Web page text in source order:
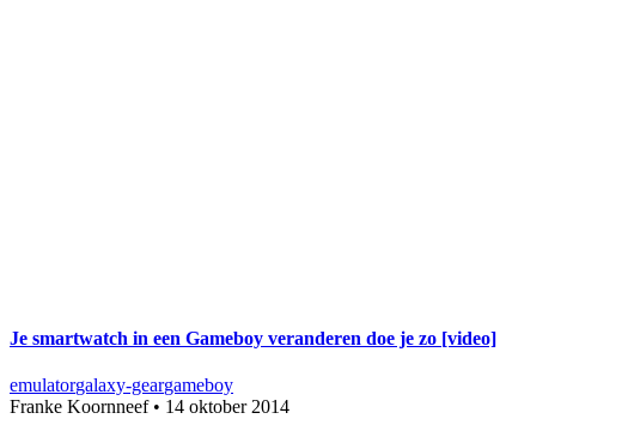
Je smartwatch in een Gameboy veranderen doe je zo [video]
emulatorgalaxy-geargameboy
Franke Koornneef• 14 oktober 2014